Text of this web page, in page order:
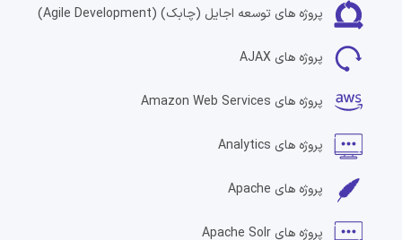
پروژه های توسعه اجایل (چابک) (Agile Development)
پروژه های AJAX
پروژه های Amazon Web Services
پروژه های Analytics
پروژه های Apache
پروژه های Apache Solr